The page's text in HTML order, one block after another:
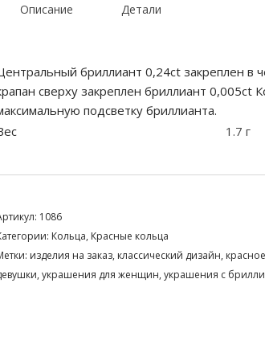
бриллиантами
Описание Детали
бриллиант 0,24ct закреплен в
сверху закреплен бриллиант 0,005ct
подсветку бриллианта.
1.7 г
1086
Кольца, Красные кольца
изделия на заказ, классический дизайн,
, украшения для женщин, украшения с